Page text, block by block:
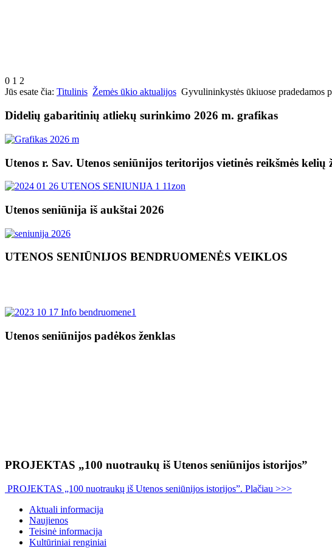
0 1 2
Jūs esate čia: Titulinis Žemės ūkio aktualijos Gyvulininkystės ūkiuose pradedamos
Didelių gabaritinių atliekų surinkimo 2026 m. grafikas
Utenos r. Sav. Utenos seniūnijos teritorijos vietinės reikšmės kelių
Utenos seniūnija iš aukštai 2026
UTENOS SENIŪNIJOS BENDRUOMENĖS VEIKLOS
Utenos seniūnijos padėkos ženklas
PROJEKTAS „100 nuotraukų iš Utenos seniūnijos istorijos”
PROJEKTAS „100 nuotraukų iš Utenos seniūnijos istorijos”. Plačiau >>>
Aktuali informacija
Naujienos
Teisinė informacija
Kultūriniai renginiai